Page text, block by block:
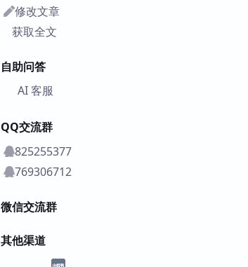
修改文章
获取全文
自助问答
AI 客服
QQ交流群
825255377
769306712
微信交流群
其他渠道